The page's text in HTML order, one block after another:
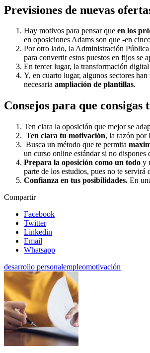
Previsiones de nuevas
Hay motivos para pensar que en los
en oposiciones Adams son que -en
Por otro lado, la Administración
para convertir estos puestos en fijos se
En tercer lugar, la transformación
Y, en cuarto lugar, algunos sectores
necesaria ampliación de plantillas.
Consejos para que
Ten clara la oposición que mejor se
Ten clara tu motivación, la razón por
Busca un método que te permita
un curso online estándar si no
Prepara la oposición como un todo y
parte de los estudios, pues no te servirá
Confianza en tus posibilidades. En
Compartir
Facebook
Twitter
Linkedin
Email
Whatsapp
desarrollo personalempleomotivación